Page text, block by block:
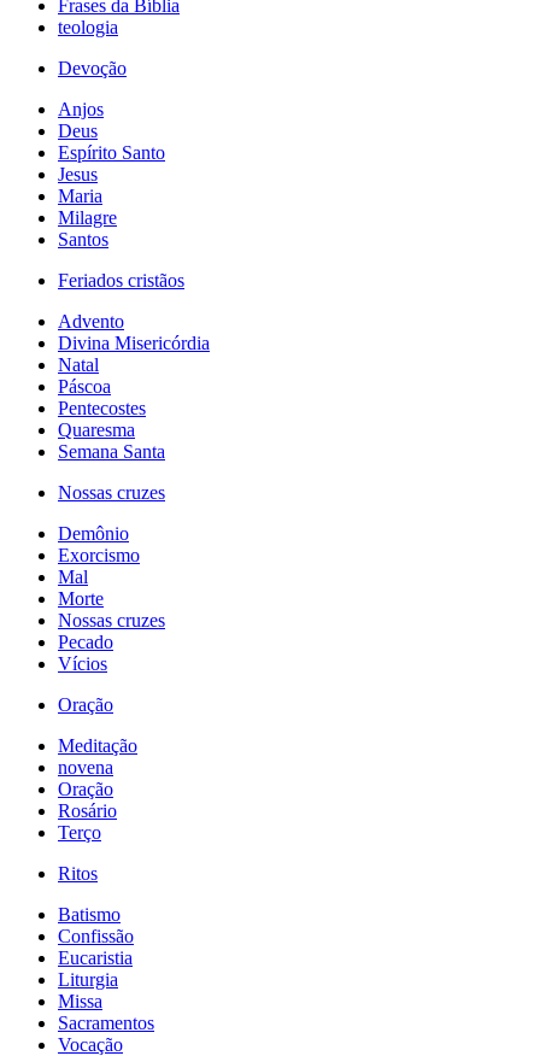
Frases da Bíblia
teologia
Devoção
Anjos
Deus
Espírito Santo
Jesus
Maria
Milagre
Santos
Feriados cristãos
Advento
Divina Misericórdia
Natal
Páscoa
Pentecostes
Quaresma
Semana Santa
Nossas cruzes
Demônio
Exorcismo
Mal
Morte
Nossas cruzes
Pecado
Vícios
Oração
Meditação
novena
Oração
Rosário
Terço
Ritos
Batismo
Confissão
Eucaristia
Liturgia
Missa
Sacramentos
Vocação